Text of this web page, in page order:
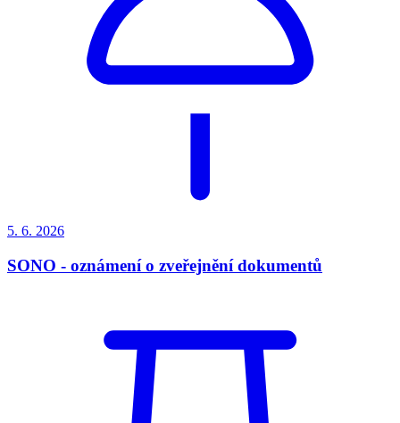
5. 6. 2026
SONO - oznámení o zveřejnění dokumentů